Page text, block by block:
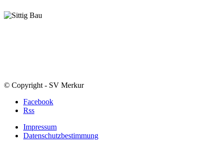
© Copyright - SV Merkur
Facebook
Rss
Impressum
Datenschutzbestimmung